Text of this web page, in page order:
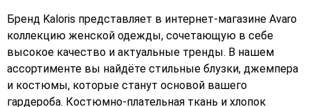
Бренд Kaloris представляет в интернет-магазине Avaro
коллекцию женской одежды, сочетающую в себе
высокое качество и актуальные тренды. В нашем
ассортименте вы найдёте стильные блузки, джемпера
и костюмы, которые станут основой вашего
гардероба. Костюмно-плательная ткань и хлопок